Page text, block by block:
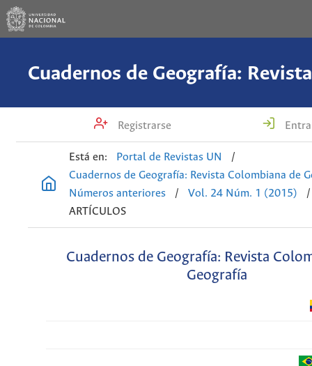
Registrarse
Está en: Portal de Revistas UN
/
Cuadernos de Geografía: Revista Colombiana de
Números anteriores
/ Vol. 24 Núm. 1 (2015)
/
ARTÍCULOS
Cuadernos de Geografía: Revista
Geografía